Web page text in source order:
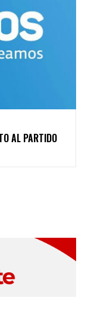
AL PARTIDO